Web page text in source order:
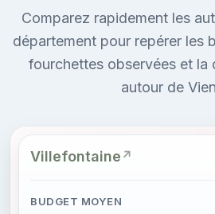
Comparez rapidement les
département pour repérer les
fourchettes observées et la
autour de
Villefontaine